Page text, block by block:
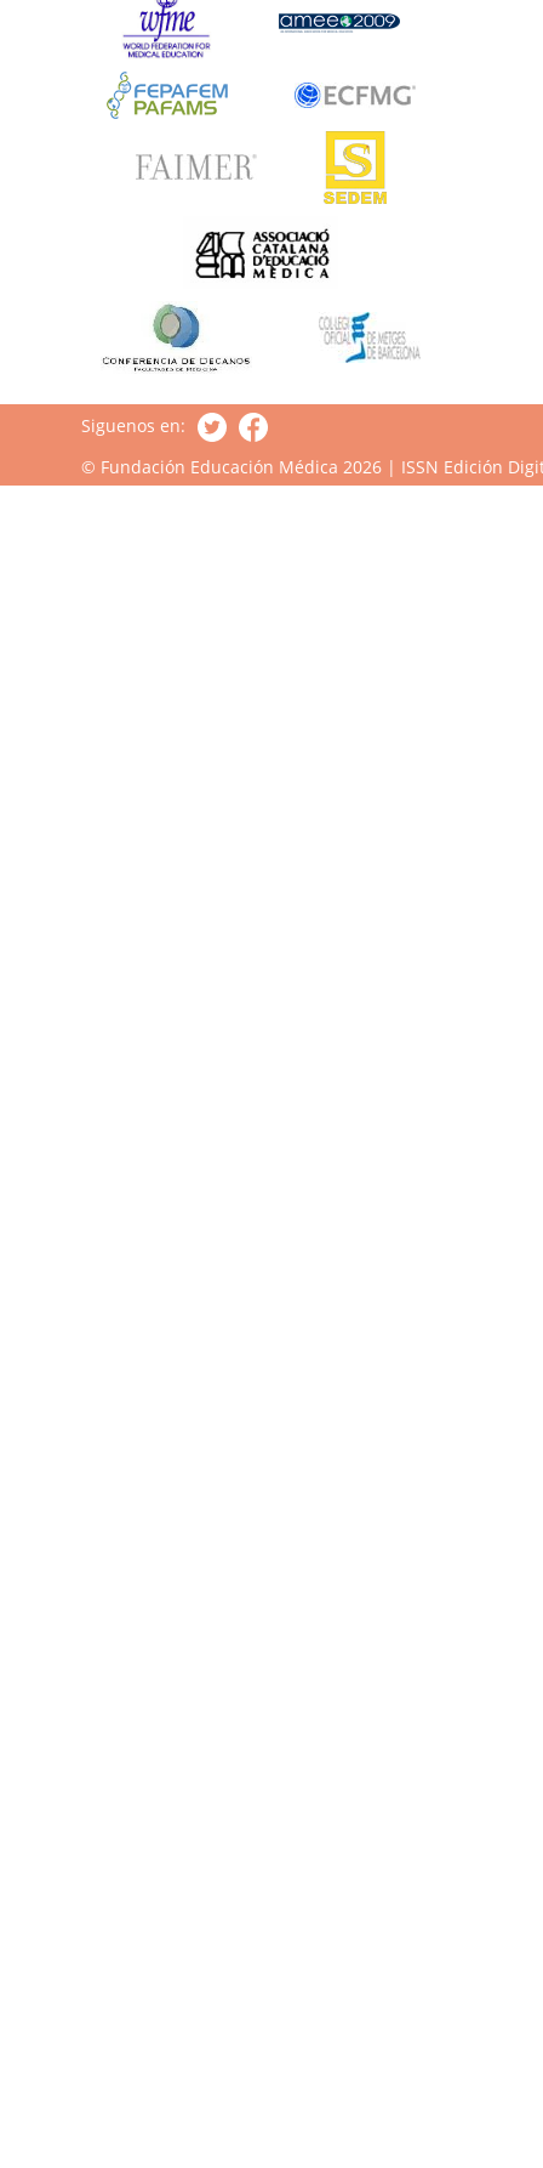
Siguenos en:
© Fundación Educación Médica 2026 | ISSN Edición